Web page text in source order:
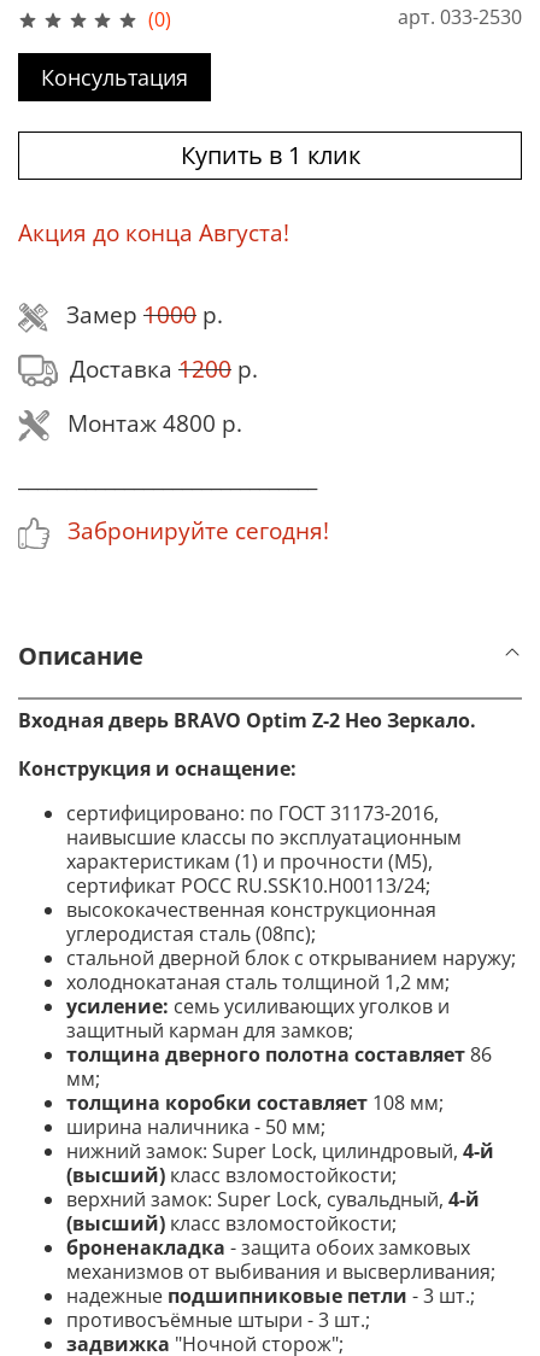
(0) арт. 033-2530
Консультация
Купить в 1 клик
Акция до конца Августа!
Замер 1000 р.
Доставка 1200 р.
Монтаж 4800 р.
Забронируйте сегодня!
Описание
Входная дверь BRAVO Optim Z-2 Нео Зеркало.
Конструкция и оснащение:
сертифицировано: по ГОСТ 31173-2016,
наивысшие классы по эксплуатационным
характеристикам (1) и прочности (М5),
сертификат POCC RU.SSK10.H00113/24;
высококачественная конструкционная
углеродистая сталь (08пс);
стальной дверной блок с открыванием наружу;
холоднокатаная сталь толщиной 1,2 мм;
усиление: семь усиливающих уголков и
защитный карман для замков;
толщина дверного полотна составляет86
мм;
толщина коробки составляет 108 мм;
ширина наличника - 50 мм;
нижний замок: Super Lock, цилиндровый, 4-й
(высший) класс взломостойкости;
верхний замок: Super Lock, сувальдный, 4-й
(высший) класс взломостойкости;
броненакладка - защита обоих замковых
механизмов от выбивания и высверливания;
надежные подшипниковые петли - 3 шт.;
противосъёмные штыри - 3 шт.;
задвижка "Ночной сторож";